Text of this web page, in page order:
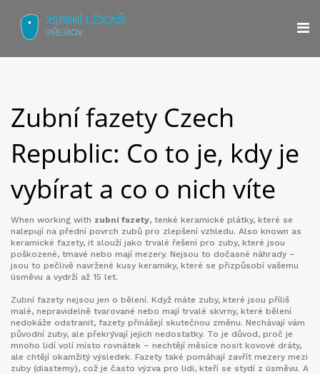
Zubní fazety Czech
Republic: Co to je, kdy je
vybírat a co o nich víte
When working with zubní fazety, tenké keramické plátky, které se
nalepují na přední povrch zubů pro zlepšení vzhledu. Also known as
keramické fazety, it slouží jako trvalé řešení pro zuby, které jsou
poškozené, tmavé nebo mají mezery. Nejsou to dočasné náhrady –
jsou to pečlivě navržené kusy keramiky, které se přizpůsobí vašemu
úsměvu a vydrží až 15 let.
Zubní fazety nejsou jen o bělení. Když máte zuby, které jsou příliš
malé, nepravidelně tvarované nebo mají trvalé skvrny, které bělení
nedokáže odstranit, fazety přinášejí skutečnou změnu. Nechávají vám
původní zuby, ale překrývají jejich nedostatky. To je důvod, proč je
mnoho lidí volí místo rovnátek – nechtějí měsíce nosit kovové dráty,
ale chtějí okamžitý výsledek. Fazety také pomáhají zavřít mezery mezi
zuby (diastemy), což je často výzva pro lidi, kteří se stydí z úsměvu. A